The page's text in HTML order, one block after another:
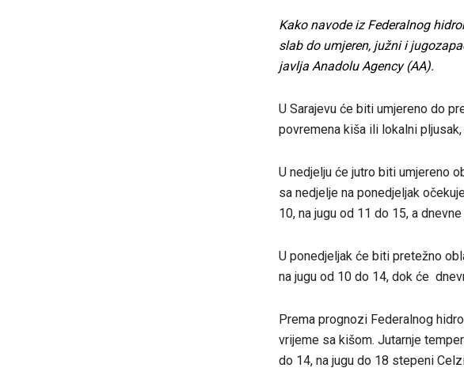
Kako navode iz Federalnog
slab do umjeren, južni i
javlja Anadolu Agency (AA).
U Sarajevu će biti umjereno do
povremena kiša ili lokalni
U nedjelju će jutro biti umjereno
sa nedjelje na ponedjeljak
10, na jugu od 11 do 15, a
U ponedjeljak će biti pretežno
na jugu od 10 do 14, dok će
Prema prognozi Federalnog
vrijeme sa kišom. Jutarnje
do 14, na jugu do 18 stepeni